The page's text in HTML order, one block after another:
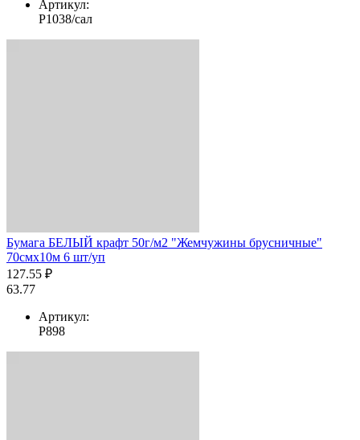
Артикул:
Р1038/сал
Бумага БЕЛЫЙ крафт 50г/м2 "Жемчужины брусничные"
70смх10м 6 шт/уп
127.55 ₽
63.77
Артикул:
Р898